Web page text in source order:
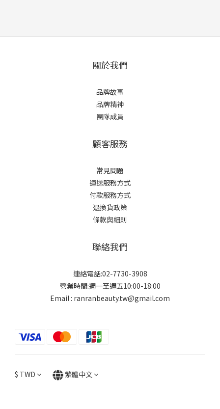
關於我們
品牌故事
品牌精神
團隊成員
顧客服務
常見問題
運送服務方式
付款服務方式
退換貨政策
條款與細則
聯絡我們
連絡電話:02-7730-3908
營業時間:週一至週五10:00-18:00
Email : ranranbeauty.tw@gmail.com
$ TWD 繁體中文